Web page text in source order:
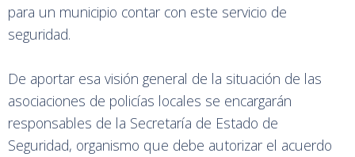
para un municipio contar con este servicio de
seguridad.
De aportar esa visión general de la situación de las
asociaciones de policías locales se encargarán
responsables de la Secretaría de Estado de
Seguridad, organismo que debe autorizar el acuerdo